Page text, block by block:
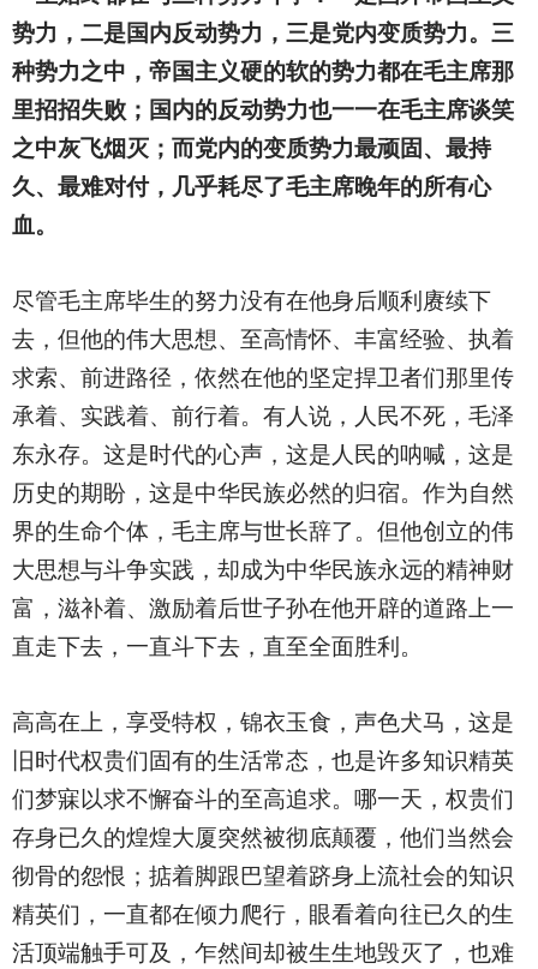
势力，二是国内反动势力，三是党内变质势力。三
种势力之中，帝国主义硬的软的势力都在毛主席那
里招招失败；国内的反动势力也一一在毛主席谈笑
之中灰飞烟灭；而党内的变质势力最顽固、最持
久、最难对付，几乎耗尽了毛主席晚年的所有心
血。
尽管毛主席毕生的努力没有在他身后顺利赓续下
去，但他的伟大思想、至高情怀、丰富经验、执着
求索、前进路径，依然在他的坚定捍卫者们那里传
承着、实践着、前行着。有人说，人民不死，毛泽
东永存。这是时代的心声，这是人民的呐喊，这是
历史的期盼，这是中华民族必然的归宿。作为自然
界的生命个体，毛主席与世长辞了。但他创立的伟
大思想与斗争实践，却成为中华民族永远的精神财
富，滋补着、激励着后世子孙在他开辟的道路上一
直走下去，一直斗下去，直至全面胜利。
高高在上，享受特权，锦衣玉食，声色犬马，这是
旧时代权贵们固有的生活常态，也是许多知识精英
们梦寐以求不懈奋斗的至高追求。哪一天，权贵们
存身已久的煌煌大厦突然被彻底颠覆，他们当然会
彻骨的怨恨；掂着脚跟巴望着跻身上流社会的知识
精英们，一直都在倾力爬行，眼看着向往已久的生
活顶端触手可及，乍然间却被生生地毁灭了，也难